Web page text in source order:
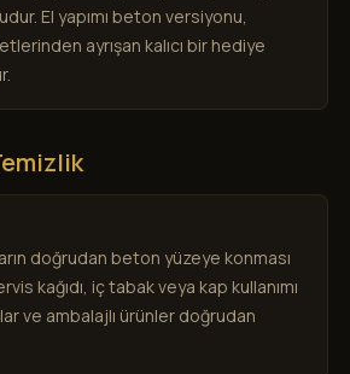
El yapımı beton versiyonu,
ayrışan kalıcı bir hediye
doğrudan beton yüzeye konması
kağıdı, iç tabak veya kap kullanımı
ve ambalajlı ürünler doğrudan